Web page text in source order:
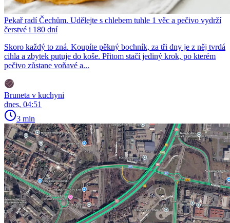
Pekař radí Čechům. Udělejte s chlebem tuhle 1 věc a pečivo vydrží
čerstvé i 180 dní
Skoro každý to zná. Koupíte pěkný bochník, za tři dny je z něj tvrdá
cihla a zbytek putuje do koše. Přitom stačí jediný krok, po kterém
pečivo zůstane voňavé a...
Bruneta v kuchyni
dnes, 04:51
3 min